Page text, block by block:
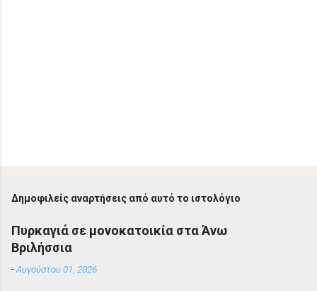
Δημοφιλείς αναρτήσεις από αυτό το ιστολόγιο
Πυρκαγιά σε μονοκατοικία στα Άνω
Βριλήσσια
-Αυγούστου 01, 2026